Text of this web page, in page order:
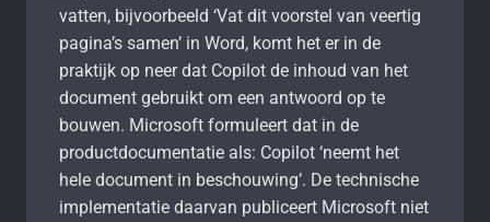
vatten, bijvoorbeeld ‘Vat dit voorstel van veertig
pagina’s samen’ in Word, komt het er in de
praktijk op neer dat Copilot de inhoud van het
document gebruikt om een antwoord op te
bouwen. Microsoft formuleert dat in de
productdocumentatie als: Copilot ‘neemt het
hele document in beschouwing’. De technische
implementatie daarvan publiceert Microsoft niet